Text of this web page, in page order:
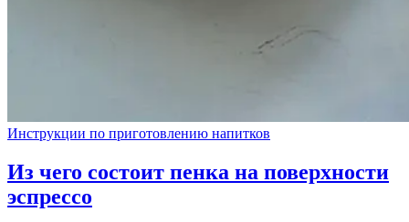
Инструкции по приготовлению напитков
Из чего состоит пенка на поверхности
эспрессо